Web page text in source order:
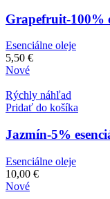
Grapefruit-100%
Esenciálne oleje
5,50 €
Nové
Rýchly náhľad
Pridať do košíka
Jazmín-5%
Esenciálne oleje
10,00 €
Nové